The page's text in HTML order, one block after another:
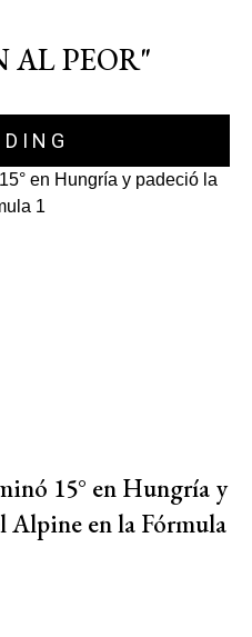
AL PEOR"
15° en Hungría y
Alpine en la Fórmula